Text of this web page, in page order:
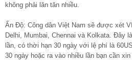
không phải lăn tăn nhiều.
Ấn Độ: Công dân Việt Nam sẽ được xét
Delhi, Mumbai, Chennai và Kolkata. Đây
lần, có thời hạn 30 ngày với lệ phí là
30 ngày hoặc ra vào nhiều lần bạn cần